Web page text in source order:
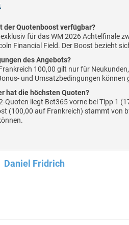
der Quotenboost verfügbar?
für das WM 2026 Achtelfinale
Financial Field. Der Boost bezieht
des Angebots?
100,00 gilt nur für
und Umsatzbedingungen
hat die höchsten Quoten?
Quoten liegt Bet365 vorne bei Tipp 1
(100,00 auf Frankreich) stammt von
Daniel Fridrich